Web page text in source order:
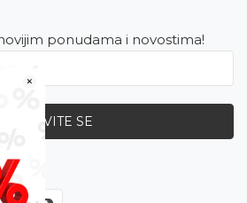
×
ponudama i novostima!
PRIJAVITE SE